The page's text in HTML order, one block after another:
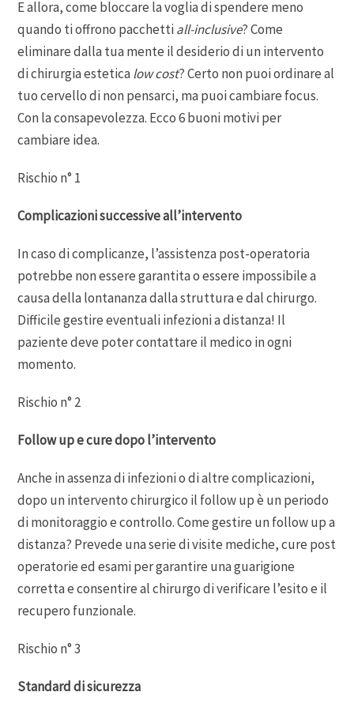
E allora, come bloccare la voglia di spendere meno
quando ti offrono pacchettiall-inclusive? Come
eliminare dalla tua mente il desiderio di un intervento
di chirurgia esteticalow cost? Certo non puoi ordinare al
tuo cervello di non pensarci, ma puoi cambiare focus.
Con la consapevolezza. Ecco 6 buoni motivi per
cambiare idea.
Rischio n° 1
Complicazioni successive all’intervento
In caso di complicanze, l’assistenza post-operatoria
potrebbe non essere garantita o essere impossibile a
causa della lontananza dalla struttura e dal chirurgo.
Difficile gestire eventuali infezioni a distanza! Il
paziente deve poter contattare il medico in ogni
momento.
Rischio n° 2
Follow up e cure dopo l’intervento
Anche in assenza di infezioni o di altre complicazioni,
dopo un intervento chirurgico il follow up è un periodo
di monitoraggio e controllo. Come gestire un follow up a
distanza? Prevede una serie di visite mediche, cure post
operatorie ed esami per garantire una guarigione
corretta e consentire al chirurgo di verificare l’esito e il
recupero funzionale.
Rischio n° 3
Standard di sicurezza